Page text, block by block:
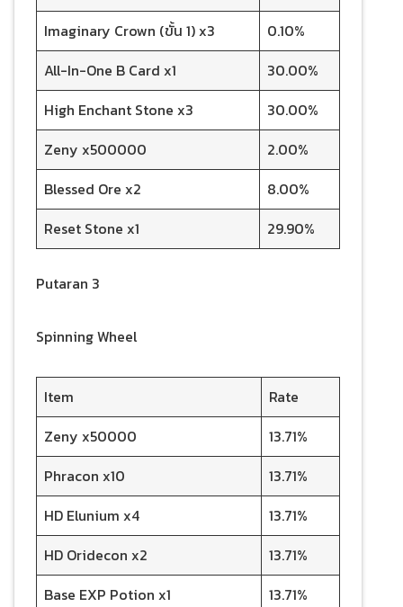
Imaginary Crown (ขั้น 1) x3
0.10%
All-In-One B Card x1
30.00%
High Enchant Stone x3
30.00%
Zeny x500000
2.00%
Blessed Ore x2
8.00%
Reset Stone x1
29.90%
Putaran 3
Spinning Wheel
Item
Rate
Zeny x50000
13.71%
Phracon x10
13.71%
HD Elunium x4
13.71%
HD Oridecon x2
13.71%
Base EXP Potion x1
13.71%